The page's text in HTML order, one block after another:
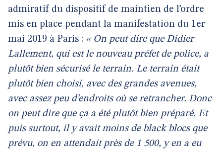
admiratif du dispositif de maintien de l’ordre
mis en place pendant la manifestation du 1er
mai 2019 à Paris : « On peut dire que Didier
Lallement, qui est le nouveau préfet de police, a
plutôt bien sécurisé le terrain. Le terrain était
plutôt bien choisi, avec des grandes avenues,
avec assez peu d’endroits où se retrancher. Donc
on peut dire que ça a été plutôt bien préparé. Et
puis surtout, il y avait moins de black blocs que
prévu, on en attendait près de 1 500, y en a eu